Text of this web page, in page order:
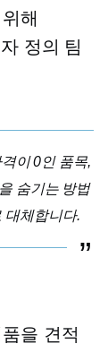
해
정의 팀
이 0인품목,
숨기는 방법
대체합니다.
을 견적